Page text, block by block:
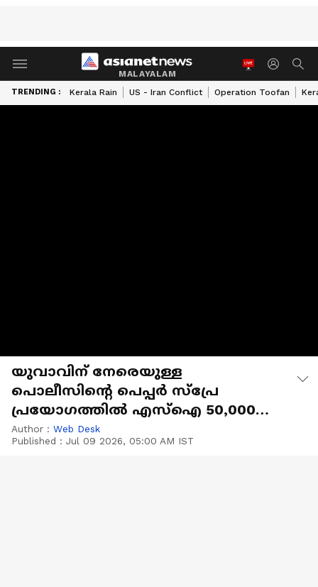
MALAYALAM
TRENDING : Kerala Rain US - Iran Conflict Operation Toofan
യുവാവിന് നേരെയുള്ള
പൊലീസിൻ്റെ പെപ്പർ സ്‌പ്രേ
പ്രയോഗത്തിൽ എസ്‌ഐ 50,000
രൂപ നൽകാൻ ഉത്തരവ്
Author : Web Desk
Published : Jul 09 2026, 05:00 AM IST